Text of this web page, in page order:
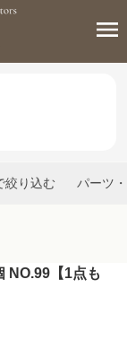
絞り込む パーツ
NO.99【1点も